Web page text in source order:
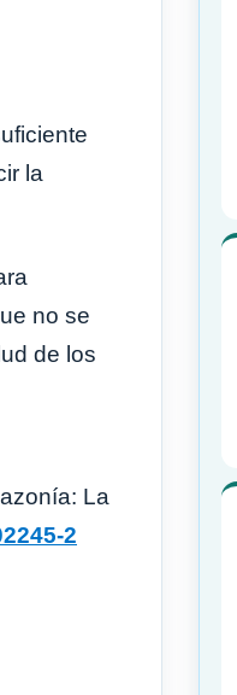
la
no se
de los
La
2